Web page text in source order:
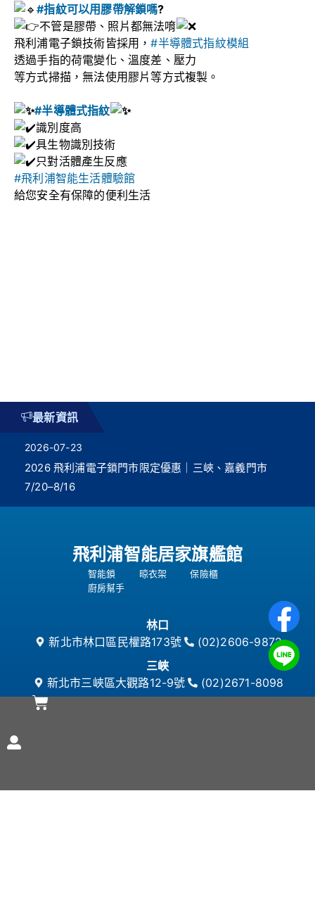
#指紋可以用膠帶解鎖嗎?
不管是膠帶、照片都無法唷
飛利浦電子鎖技術皆採用，#半導體式指紋模組
透過手指的荷電變化、溫度差、壓力
等方式掃描，無法使用膠片等方式複製。
#半導體式指紋
識別度高
具生物識別技術
只對活體產生反應
#飛利浦智能生活體驗館
給您安全有保障的便利生活
最新資訊
2026-07-23
2026 飛利浦電子鎖門市限定優惠｜三峽、嘉義門市
7/20–8/16
飛利浦智能居家旗艦館
智能鎖 晾衣架
保險櫃
廚房幫手
林口
新北市林口區民權路173號
(02)2606-9872
三峽
新北市三峽區大觀路12-9號
(02)2671-8098
原廠公司貨總代理授權經銷